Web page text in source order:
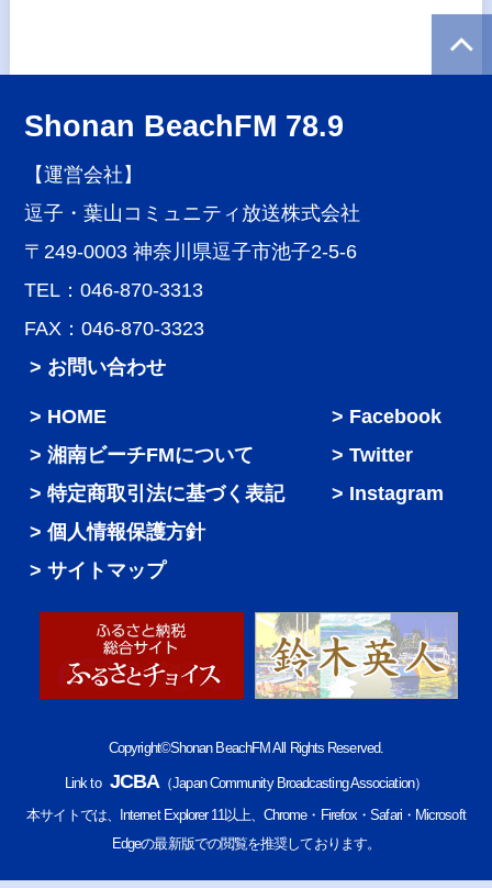
Shonan BeachFM 78.9
【運営会社】
逗子・葉山コミュニティ放送株式会社
〒249-0003 神奈川県逗子市池子2-5-6
TEL：046-870-3313
FAX：046-870-3323
> お問い合わせ
HOME
湘南ビーチFMについて
特定商取引法に基づく表記
個人情報保護方針
サイトマップ
Facebook
Twitter
Instagram
Copyright©Shonan BeachFM All Rights Reserved.
Link to JCBA（Japan Community Broadcasting Association）
本サイトでは、Internet Explorer 11以上、Chrome・Firefox・Safari・Microsoft
Edgeの最新版での閲覧を推奨しております。